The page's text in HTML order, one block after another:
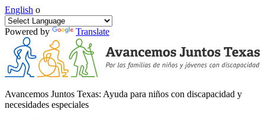
English o
Powered by Translate
Avancemos Juntos Texas: Ayuda para niños con discapacidad y
necesidades especiales